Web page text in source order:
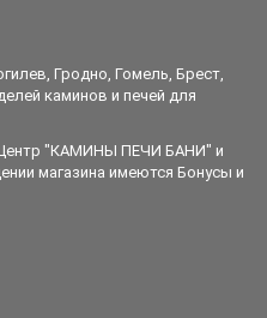
Гродно, Гомель, Брест,
каминов и печей для
"КАМИНЫ ПЕЧИ БАНИ" и
магазина имеются Бонусы и